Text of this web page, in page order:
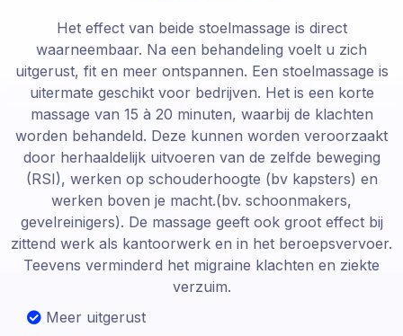
Het effect van beide stoelmassage is direct
waarneembaar. Na een behandeling voelt u zich
uitgerust, fit en meer ontspannen. Een stoelmassage is
uitermate geschikt voor bedrijven. Het is een korte
massage van 15 à 20 minuten, waarbij de klachten
worden behandeld. Deze kunnen worden veroorzaakt
door herhaaldelijk uitvoeren van de zelfde beweging
(RSI), werken op schouderhoogte (bv kapsters) en
werken boven je macht.(bv. schoonmakers,
gevelreinigers). De massage geeft ook groot effect bij
zittend werk als kantoorwerk en in het beroepsvervoer.
Teevens verminderd het migraine klachten en ziekte
verzuim.
Meer uitgerust